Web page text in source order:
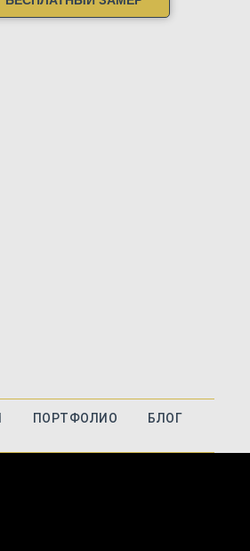
ПОРТФОЛИО
БЛОГ